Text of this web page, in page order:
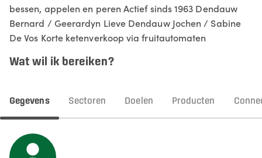
bessen, appelen en peren Actief sinds 1963 Dendauw
Bernard / Geerardyn Lieve Dendauw Jochen / Sabine
De Vos Korte ketenverkoop via fruitautomaten
Wat wil ik bereiken?
Gegevens Sectoren Doelen Producten